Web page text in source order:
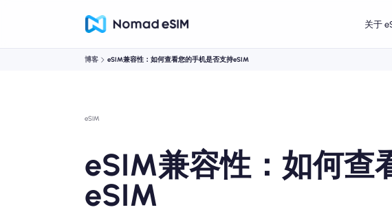
关于
博客 eSIM兼容性：如何查看您的手机是否支持eSIM
eSIM
eSIM兼容性：如何查
eSIM